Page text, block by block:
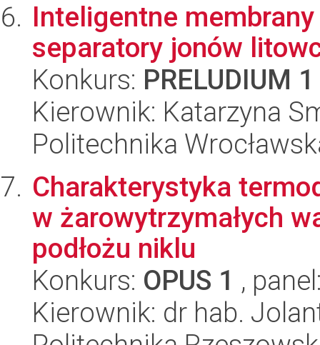
Inteligentne
separatory jonów
Konkurs: PRELUDIUM 1
Kierownik: Katarzyna
Politechnika
Charakterystyka
w żarowytrzymałych
podłożu niklu
Konkurs: OPUS 1 ,
Kierownik: dr hab.